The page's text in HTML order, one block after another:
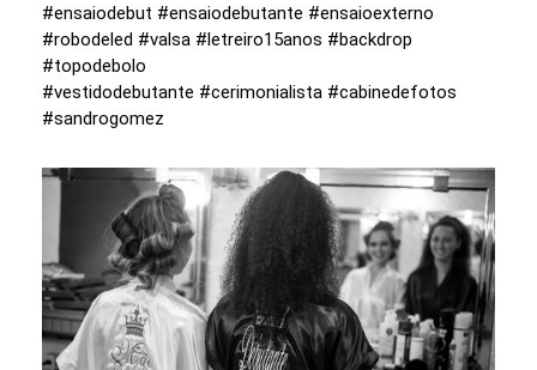
#ensaiodebut #ensaiodebutante #ensaioexterno
#robodeled #valsa #letreiro15anos #backdrop
#topodebolo
#vestidodebutante #cerimonialista #cabinedefotos
#sandrogomez